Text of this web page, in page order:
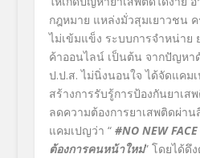
กฎหมาย แหล่งมั่วสุมเยาวชน
ไม่เข้มแข็ง ระบบการจำหน่าย
ค้าออนไลน์ เป็นต้น จากปัญหา
ป.ป.ส. ไม่นิ่งนอนใจ ได้จัดแค
สร้างการรับรู้การป้องกันยาเส
ลดความต้องการยาเสพติดผ่า
แคมเปญว่า “ #NO NEW
ต้องการคนหน้าใหม่” โดยได้ดึ